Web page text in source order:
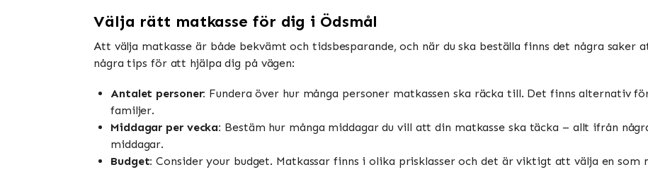
Välja rätt matkasse för dig i Ödsmål
Att välja matkasse är både bekvämt och tidsbesparande, och när du ska beställa finns det några
några tips för att hjälpa dig på vägen:
Antalet personer: Fundera över hur många personer matkassen ska räcka till. Det finns alternativ
familjer.
Middagar per vecka: Bestäm hur många middagar du vill att din matkasse ska täcka – allt ifrån
middagar.
Budget: Consider your budget. Matkassar finns i olika prisklasser och det är viktigt att välja en som